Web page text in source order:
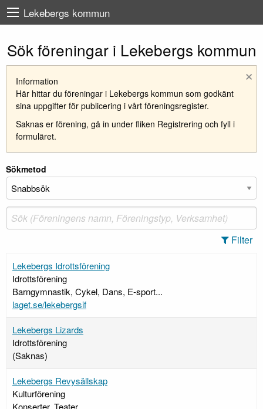
Lekebergs kommun
Sök föreningar i Lekebergs kommun
×
Information
Här hittar du föreningar i Lekebergs kommun som godkänt
sina uppgifter för publicering i vårt föreningsregister.
Saknas er förening, gå in under fliken Registrering och fyll i
formuläret.
Sökmetod
Filter
Lekebergs Idrottsförening
Idrottsförening
Barngymnastik, Cykel, Dans, E-sport...
laget.se/lekebergsif
Lekebergs Lizards
Idrottsförening
(Saknas)
Lekebergs Revysällskap
Kulturförening